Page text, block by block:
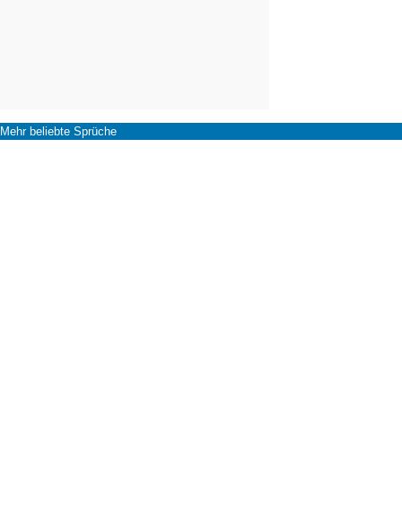
Mehr beliebte Sprüche